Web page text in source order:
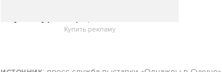
Купить рекламу